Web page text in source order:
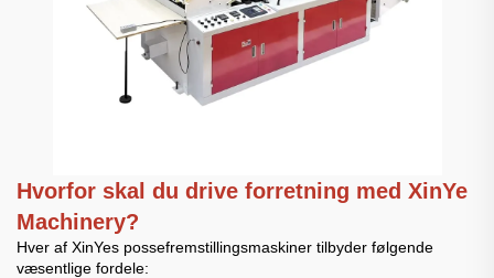
Hvorfor skal du drive forretning med XinYe
Machinery?
Hver af XinYes possefremstillingsmaskiner tilbyder følgende
væsentlige fordele: